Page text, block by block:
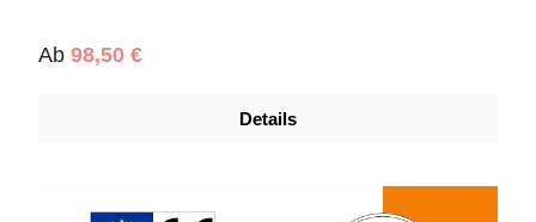
Regulärer Preis:
Ab 98,50 €
Details